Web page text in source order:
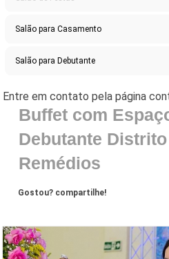
Salão para Casamento
Salão para Debutante
Buffet com
Debutante
Remédios
Gostou? compartilhe!